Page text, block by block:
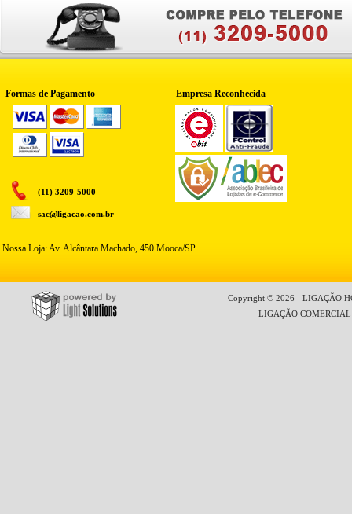
Formas de Pagamento Empresa Reconhecida
(11) 3209-5000
sac@ligacao.com.br
Nossa Loja: Av. Alcântara Machado, 450 Mooca/SP
Copyright © 2026 - LIGAÇÃO
LIGAÇÃO